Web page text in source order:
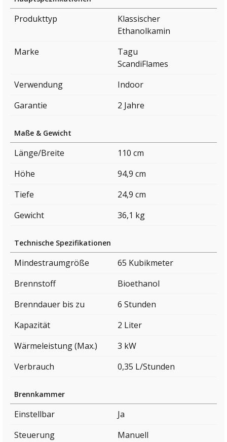
Produkttyp
Klassischer
Ethanolkamin
Marke
Tagu
ScandiFlames
Verwendung
Indoor
Garantie
2 Jahre
Maße & Gewicht
Länge/Breite
110 cm
Höhe
94,9 cm
Tiefe
24,9 cm
Gewicht
36,1 kg
Technische Spezifikationen
Mindestraumgröße
65 Kubikmeter
Brennstoff
Bioethanol
Brenndauer bis zu
6 Stunden
Kapazität
2 Liter
Wärmeleistung (Max.)
3 kW
Verbrauch
0,35 L/Stunden
Brennkammer
Einstellbar
Ja
Steuerung
Manuell